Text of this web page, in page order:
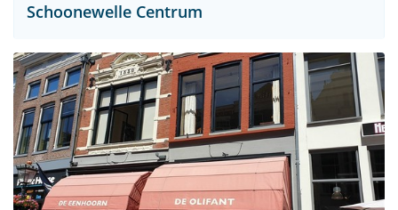
Schoonewelle Centrum